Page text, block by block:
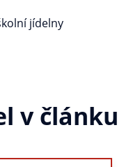
jídelny
v článku